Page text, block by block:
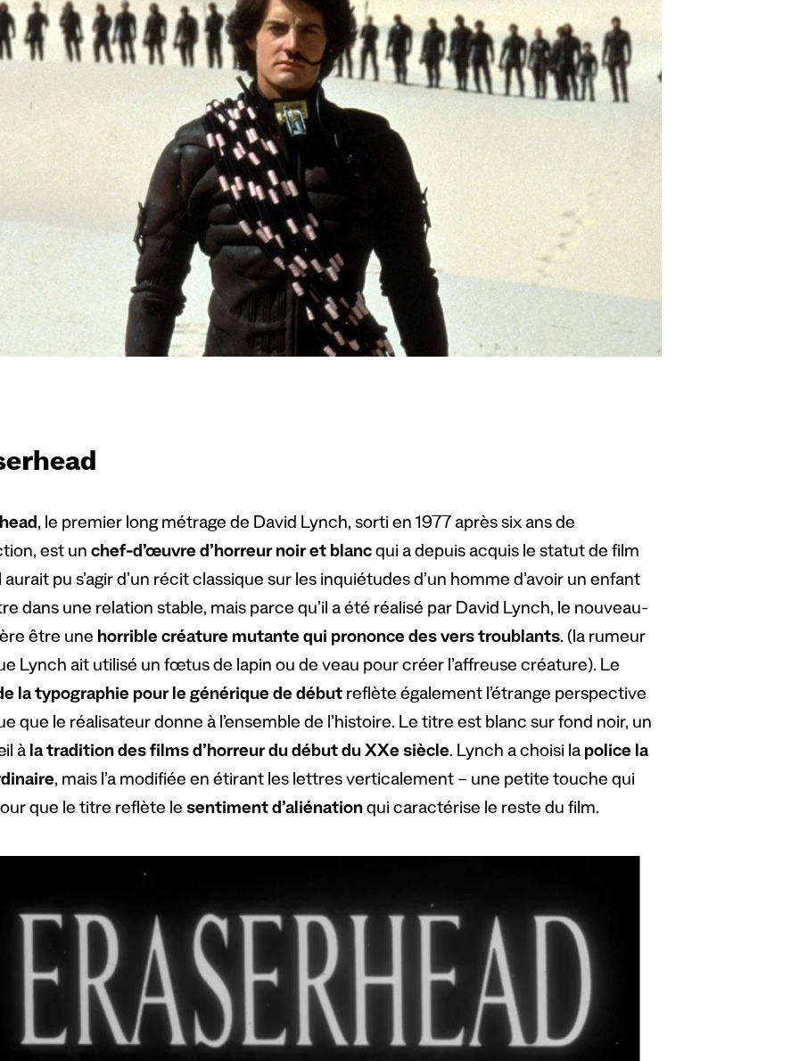
, le premier long métrage de David Lynch, sorti en 1977 après six ans de
est un chef-d’œuvre d’horreur noir et blancqui a depuis acquis le statut de film
pu s’agir d’un récit classique sur les inquiétudes d’un homme d’avoir un enfant
dans une relation stable, mais parce qu’il a été réalisé par David Lynch, le nouveau-
être une horrible créature mutante qui prononce des vers troublants. (la rumeur
Lynch ait utilisé un fœtus de lapin ou de veau pour créer l’affreuse créature). Le
la typographie pour le générique de débutreflète également l’étrange perspective
que le réalisateur donne à l’ensemble de l’histoire. Le titre est blanc sur fond noir, un
à la tradition des films d’horreur du début du XXe siècle. Lynch a choisi la police la
, mais l’a modifiée en étirant les lettres verticalement – une petite touche qui
que le titre reflète le sentiment d’aliénationqui caractérise le reste du film.